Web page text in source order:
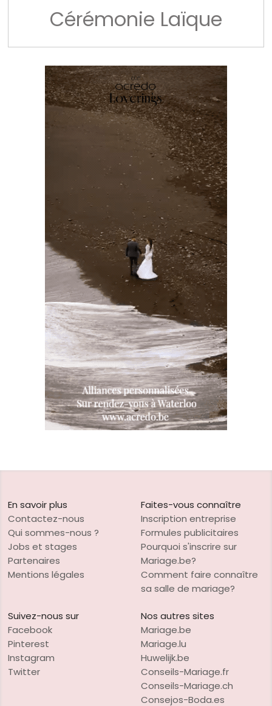
Cérémonie Laïque
En savoir plus
Contactez-nous
Qui sommes-nous ?
Jobs et stages
Partenaires
Mentions légales
Faites-vous connaître
Inscription entreprise
Formules publicitaires
Pourquoi s'inscrire sur
Mariage.be?
Comment faire connaître
sa salle de mariage?
Suivez-nous sur
Facebook
Pinterest
Instagram
Twitter
Nos autres sites
Mariage.be
Mariage.lu
Huwelijk.be
Conseils-Mariage.fr
Conseils-Mariage.ch
Consejos-Boda.es